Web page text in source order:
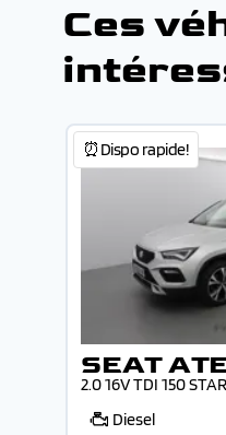
Ces
⏰Dispo rapide!
SEAT
2.0 16V TDI 150
Diesel